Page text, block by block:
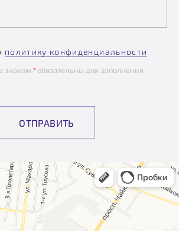
политику конфиденциальности
знаком *обязательны для заполнения
ОТПРАВИТЬ